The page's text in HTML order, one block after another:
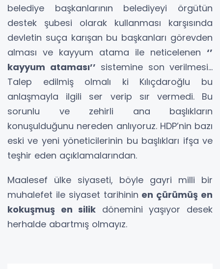
belediye başkanlarının belediyeyi örgütün
destek şubesi olarak kullanması karşısında
devletin suça karışan bu başkanları görevden
alması ve kayyum atama ile neticelenen ‘’
kayyum ataması’’ sistemine son verilmesi…
Talep edilmiş olmalı ki Kılıçdaroğlu bu
anlaşmayla ilgili ser verip sır vermedi. Bu
sorunlu ve zehirli ana başlıkların
konuşulduğunu nereden anlıyoruz. HDP’nin bazı
eski ve yeni yöneticilerinin bu başlıkları ifşa ve
teşhir eden açıklamalarından.
Maalesef ülke siyaseti, böyle gayri milli bir
muhalefet ile siyaset tarihinin en çürümüş en
kokuşmuş en silik dönemini yaşıyor desek
herhalde abartmış olmayız.